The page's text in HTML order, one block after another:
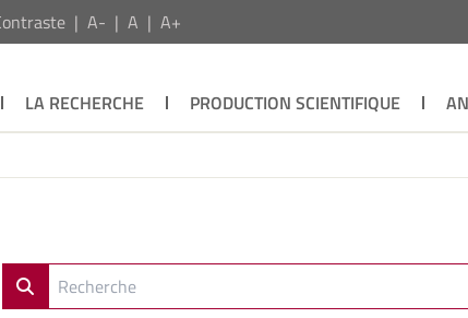
A- A A+
LA RECHERCHE PRODUCTION SCIENTIFIQUE